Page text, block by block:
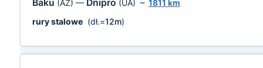
Baku (AZ) — Dnipro (UA) ~ 1811 km
rury stalowe (dł.=12m)